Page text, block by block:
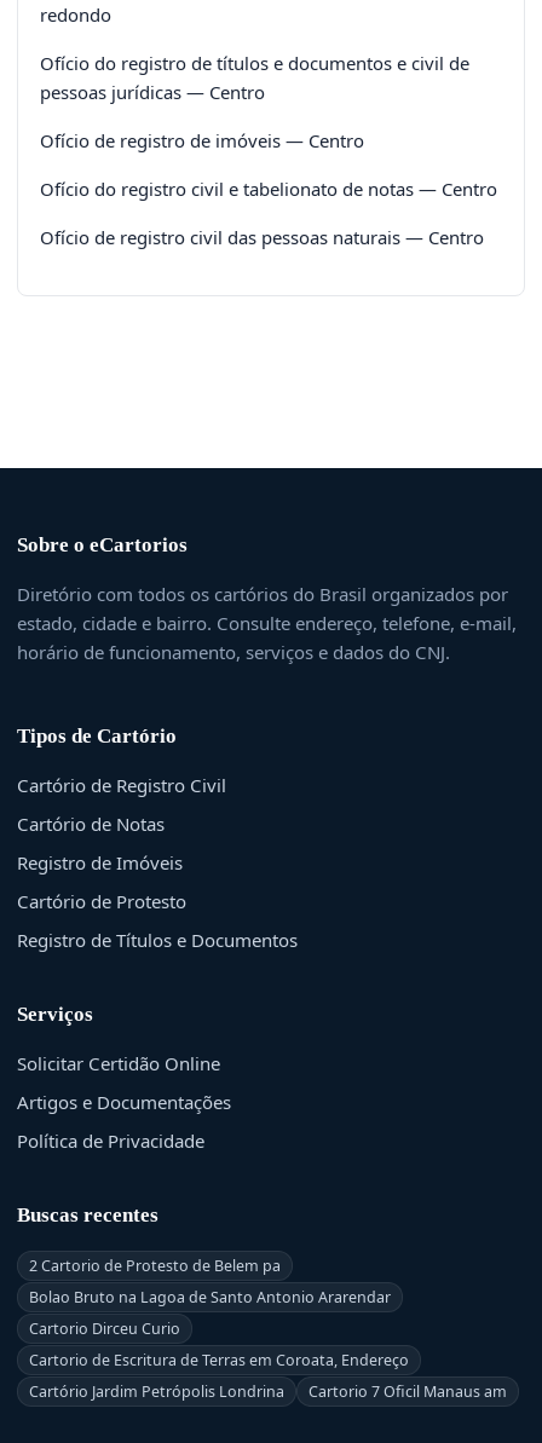
redondo
Ofício do registro de títulos e documentos e civil de
pessoas jurídicas — Centro
Ofício de registro de imóveis — Centro
Ofício do registro civil e tabelionato de notas — Centro
Ofício de registro civil das pessoas naturais — Centro
Sobre o eCartorios
Diretório com todos os cartórios do Brasil organizados por
estado, cidade e bairro. Consulte endereço, telefone, e-mail,
horário de funcionamento, serviços e dados do CNJ.
Tipos de Cartório
Cartório de Registro Civil
Cartório de Notas
Registro de Imóveis
Cartório de Protesto
Registro de Títulos e Documentos
Serviços
Solicitar Certidão Online
Artigos e Documentações
Política de Privacidade
Buscas recentes
2 Cartorio de Protesto de Belem pa
Bolao Bruto na Lagoa de Santo Antonio Ararendar
Cartorio Dirceu Curio
Cartorio de Escritura de Terras em Coroata, Endereço
Cartório Jardim Petrópolis Londrina
Cartorio 7 Oficil Manaus am